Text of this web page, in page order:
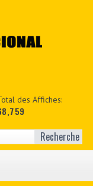
des Affiches:
Recherche